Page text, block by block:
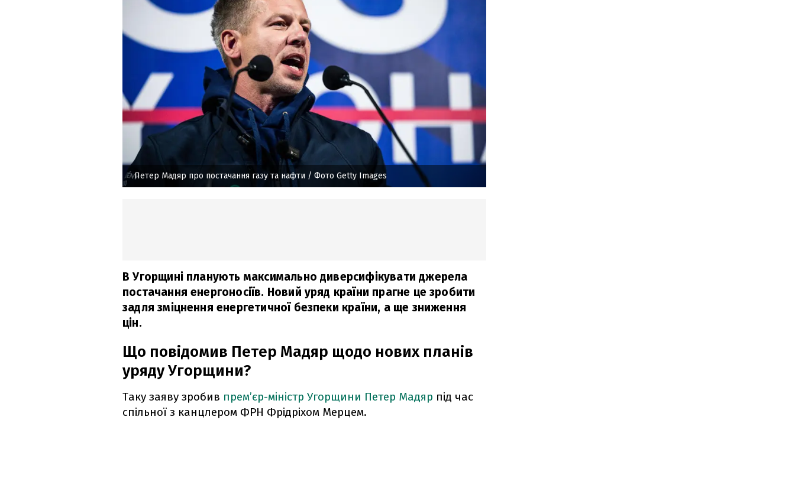
Петер Мадяр про постачання газу та нафти / Фото Getty Images
В Угорщині планують максимально диверсифікувати джерела
постачання енергоносіїв. Новий уряд країни прагне це зробити
задля зміцнення енергетичної безпеки країни, а ще зниження
цін.
Що повідомив Петер Мадяр щодо нових планів
уряду Угорщини?
Таку заяву зробив прем’єр-міністр Угорщини Петер Мадяр під час
спільної з канцлером ФРН Фрідріхом Мерцем.